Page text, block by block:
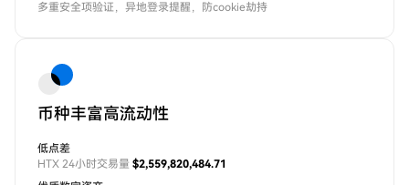
多重安全项验证，异地登录提醒，防cookie劫持
币种丰富高流动性
低点差
HTX 24小时交易量 $2,559,820,484.71